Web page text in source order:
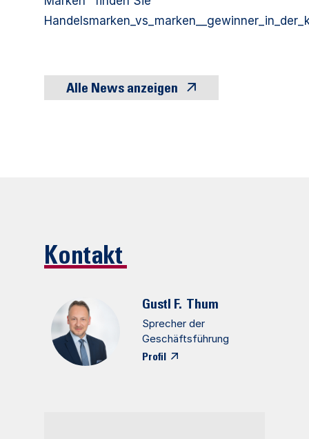
Alle News anzeigen
Kontakt
Gustl F. Thum
Sprecher der
Geschäftsführung
Profil